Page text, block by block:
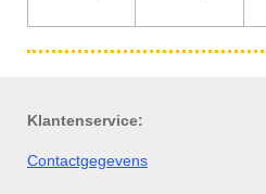
Klantenservice:
Contactgegevens